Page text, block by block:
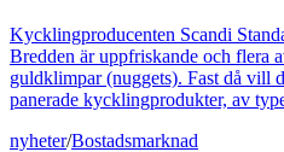
Kycklingproducenten Scandi
Bredden är uppfriskande och flera
guldklimpar (nuggets). Fast då vill
panerade kycklingprodukter, av
nyheter/Bostadsmarknad